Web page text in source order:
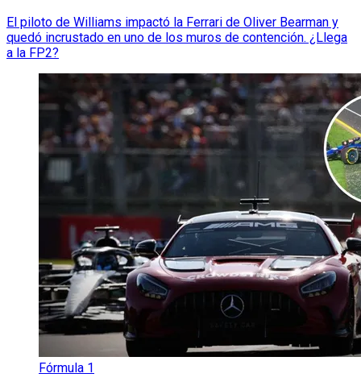
El piloto de Williams impactó la Ferrari de Oliver Bearman y
quedó incrustado en uno de los muros de contención. ¿Llega
a la FP2?
Fórmula 1